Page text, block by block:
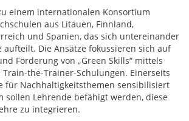
einem internationalen Konsortium
aus Litauen, Finnland,
und Spanien, das sich untereinander
Die Ansätze fokussieren sich auf
Förderung von „Green Skills“ mittels
the-Trainer-Schulungen. Einerseits
für Nachhaltigkeitsthemen sensibilisiert
sollen Lehrende befähigt werden, diese
zu integrieren.